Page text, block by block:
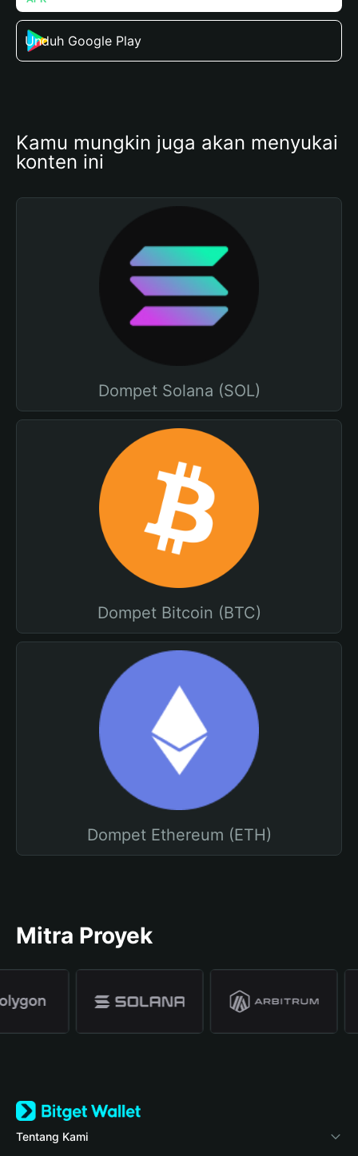
Unduh Google Play
Kamu mungkin juga akan menyukai
konten ini
Dompet Solana (SOL)
Dompet Bitcoin (BTC)
Dompet Ethereum (ETH)
Mitra Proyek
Tentang Kami